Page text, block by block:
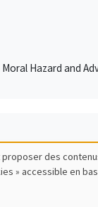
Hazard and
des
» accessible en